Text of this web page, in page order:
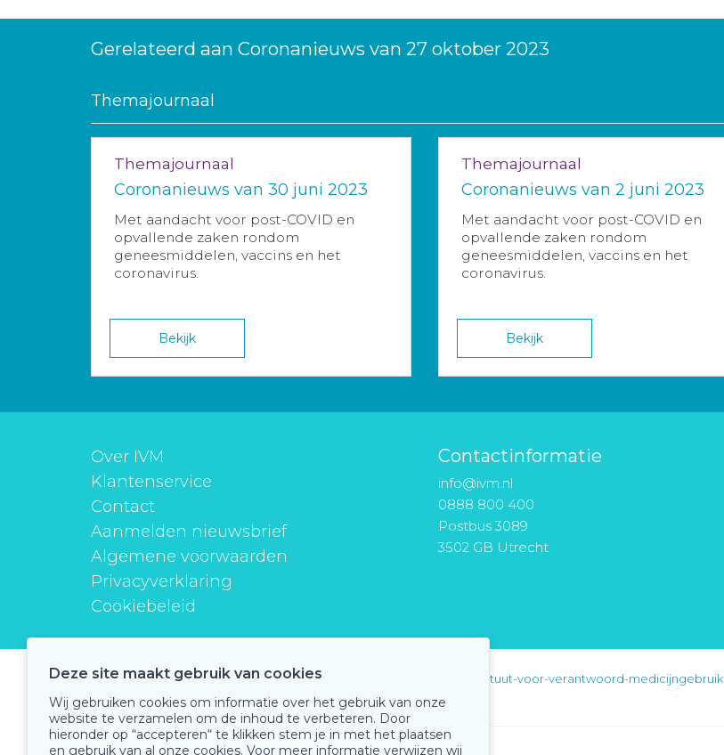
Gerelateerd aan Coronanieuws van 27 oktober 2023
Themajournaal
Themajournaal
Coronanieuws van 30 juni 2023
Met aandacht voor post-COVID en
opvallende zaken rondom
geneesmiddelen, vaccins en het
coronavirus.
Bekijk
Themajournaal
Coronanieuws van 2 juni 2023
Met aandacht voor post-COVID en
opvallende zaken rondom
geneesmiddelen, vaccins en het
coronavirus.
Bekijk
Over IVM
Klantenservice
Contact
Aanmelden nieuwsbrief
Algemene voorwaarden
Privacyverklaring
Cookiebeleid
Contactinformatie
info@ivm.nl
0888 800 400
Postbus 3089
3502 GB Utrecht
instituutverantwoordmedicijngebruik instituut-voor-verantwoord-medicijngebruik
Deze site maakt gebruik van cookies
Wij gebruiken cookies om informatie over het gebruik van onze
website te verzamelen om de inhoud te verbeteren. Door
hieronder op “accepteren“ te klikken stem je in met het plaatsen
en gebruik van al onze cookies. Voor meer informatie verwijzen wij